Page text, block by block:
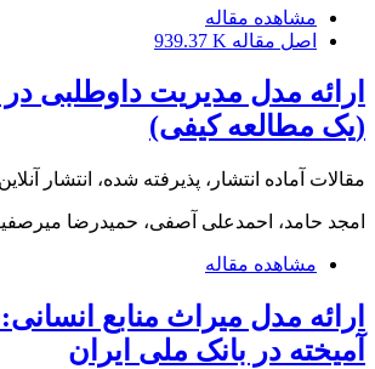
مشاهده مقاله
اصل مقاله 939.37 K
ارائه مدل مدیریت داوطلبی
(یک مطالعه کیفی)
مقالات آماده انتشار، پذیرفته شده، انتشار آنلاین
امجد حامد، احمدعلی آصفی، حمیدرضا
مشاهده مقاله
ارائه مدل میراث منابع
آمیخته در بانک ملی ایران